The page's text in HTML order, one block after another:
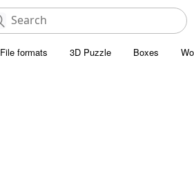
File formats 3D Puzzle Boxes